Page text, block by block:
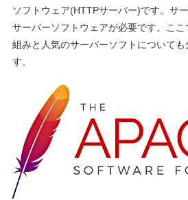
ソフトウェア(HTTPサーバー)です。サ
サーバーソフトウェアが必要です。こ
組みと人気のサーバーソフトについても
す。